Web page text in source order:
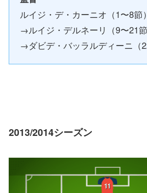
ルイジ・デ・カーニオ（1〜8節）
→ルイジ・デルネーリ（9〜21節
→ダビデ・バッラルディーニ（
2013/2014シーズン